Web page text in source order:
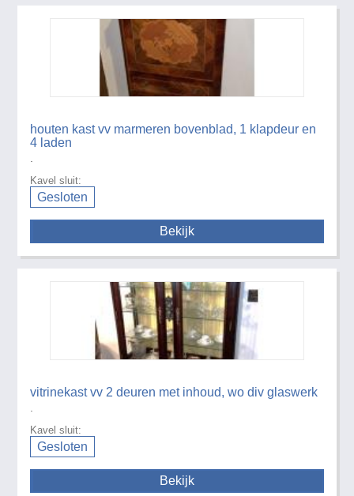
houten kast vv marmeren bovenblad, 1 klapdeur en
4 laden
Kavel sluit:
Gesloten
Bekijk
vitrinekast vv 2 deuren met inhoud, wo div glaswerk
Kavel sluit:
Gesloten
Bekijk